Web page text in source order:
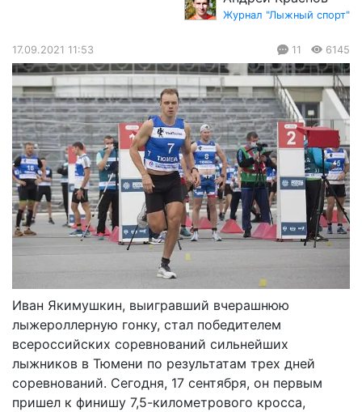
Журнал "Лыжный спорт"
17.09.2021 11:53 11 6145
Иван Якимушкин, выигравший вчерашнюю
лыжероллерную гонку, стал победителем
всероссийских соревнований сильнейших
лыжников в Тюмени по результатам трех дней
соревнований. Сегодня, 17 сентября, он первым
пришел к финишу 7,5-километрового кросса,